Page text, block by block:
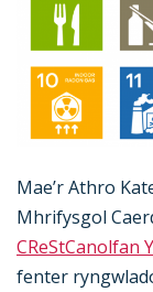
Mae’r Athro
Mhrifysgol
CReStCanolfan
fenter